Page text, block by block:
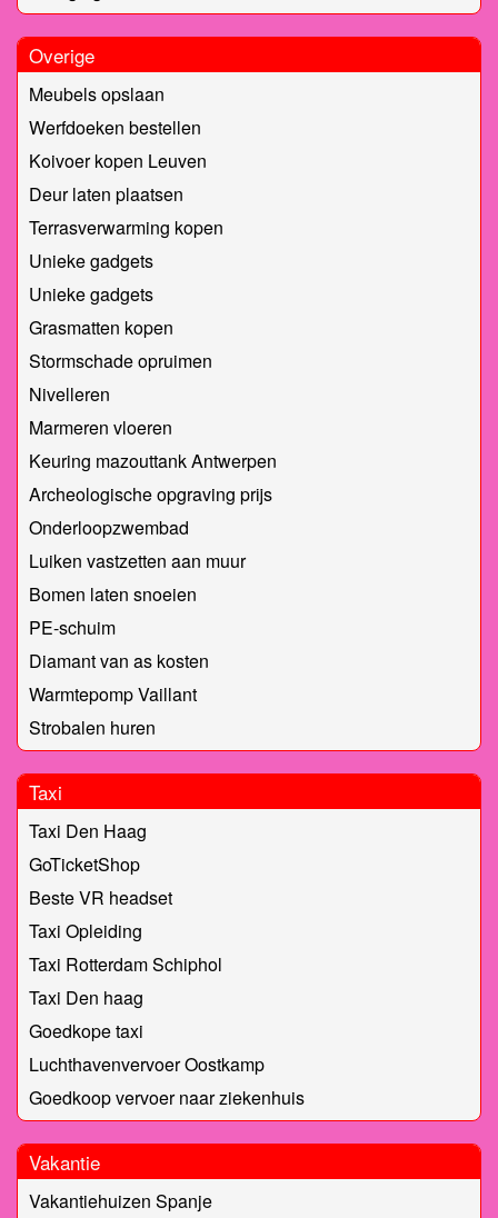
Overige
Meubels opslaan
Werfdoeken bestellen
Koivoer kopen Leuven
Deur laten plaatsen
Terrasverwarming kopen
Unieke gadgets
Unieke gadgets
Grasmatten kopen
Stormschade opruimen
Nivelleren
Marmeren vloeren
Keuring mazouttank Antwerpen
Archeologische opgraving prijs
Onderloopzwembad
Luiken vastzetten aan muur
Bomen laten snoeien
PE-schuim
Diamant van as kosten
Warmtepomp Vaillant
Strobalen huren
Taxi
Taxi Den Haag
GoTicketShop
Beste VR headset
Taxi Opleiding
Taxi Rotterdam Schiphol
Taxi Den haag
Goedkope taxi
Luchthavenvervoer Oostkamp
Goedkoop vervoer naar ziekenhuis
Vakantie
Vakantiehuizen Spanje